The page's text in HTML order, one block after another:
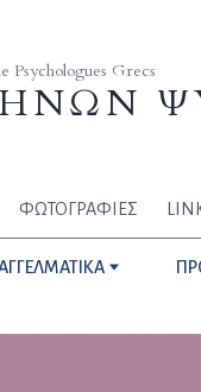
Psychologues Grecs
ΦΩΤΟΓΡΑΦΙΕΣ